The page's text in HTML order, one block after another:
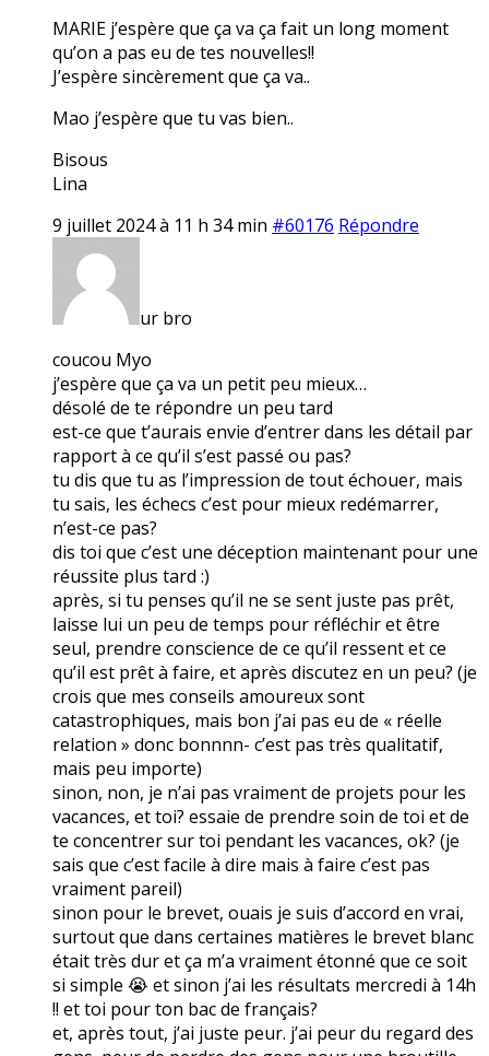
MARIE j’espère que ça va ça fait un long moment
qu’on a pas eu de tes nouvelles!!
J’espère sincèrement que ça va..
Mao j’espère que tu vas bien..
Bisous
Lina
9 juillet 2024 à 11 h 34 min #60176 Répondre
ur bro
coucou Myo
j’espère que ça va un petit peu mieux…
désolé de te répondre un peu tard
est-ce que t’aurais envie d’entrer dans les détail par
rapport à ce qu’il s’est passé ou pas?
tu dis que tu as l’impression de tout échouer, mais
tu sais, les échecs c’est pour mieux redémarrer,
n’est-ce pas?
dis toi que c’est une déception maintenant pour une
réussite plus tard :)
après, si tu penses qu’il ne se sent juste pas prêt,
laisse lui un peu de temps pour réfléchir et être
seul, prendre conscience de ce qu’il ressent et ce
qu’il est prêt à faire, et après discutez en un peu? (je
crois que mes conseils amoureux sont
catastrophiques, mais bon j’ai pas eu de « réelle
relation » donc bonnnn- c’est pas très qualitatif,
mais peu importe)
sinon, non, je n’ai pas vraiment de projets pour les
vacances, et toi? essaie de prendre soin de toi et de
te concentrer sur toi pendant les vacances, ok? (je
sais que c’est facile à dire mais à faire c’est pas
vraiment pareil)
sinon pour le brevet, ouais je suis d’accord en vrai,
surtout que dans certaines matières le brevet blanc
était très dur et ça m’a vraiment étonné que ce soit
si simple 😭 et sinon j’ai les résultats mercredi à 14h
!! et toi pour ton bac de français?
et, après tout, j’ai juste peur. j’ai peur du regard des